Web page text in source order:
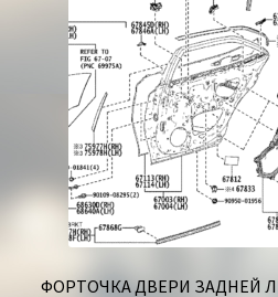
ФОРТОЧКА ДВЕРИ ЗАДНЕЙ